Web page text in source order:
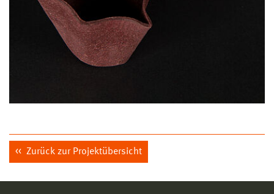
Zurück zur Projektübersicht